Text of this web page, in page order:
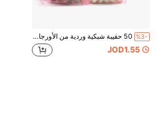
%3- 50 حقيبة شبكية وردية من الأورجانزا مع سحاب، أكياس هدايا صغيرة، مناسبة لتعبئة المجوهرات والحلوى والصابون والمستحضرات التجميلية وغيرها
JOD1.55